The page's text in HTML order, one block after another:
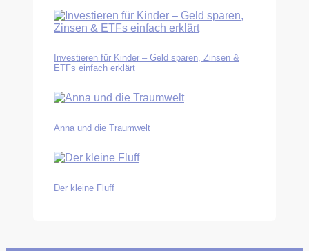
Investieren für Kinder – Geld sparen, Zinsen &
ETFs einfach erklärt
Anna und die Traumwelt
Der kleine Fluff